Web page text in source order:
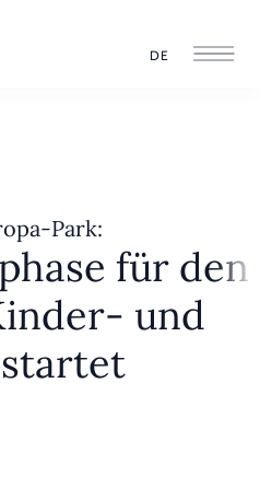
DE
Park:
für den
und